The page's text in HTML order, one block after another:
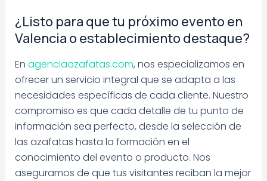
¿Listo para que tu próximo evento en
Valencia o establecimiento destaque?
En agenciaazafatas.com, nos especializamos en
ofrecer un servicio integral que se adapta a las
necesidades específicas de cada cliente. Nuestro
compromiso es que cada detalle de tu punto de
información sea perfecto, desde la selección de
las azafatas hasta la formación en el
conocimiento del evento o producto. Nos
aseguramos de que tus visitantes reciban la mejor